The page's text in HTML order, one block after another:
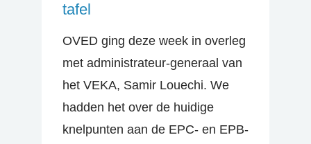
tafel
OVED ging deze week in overleg
met administrateur-generaal van
het VEKA, Samir Louechi. We
hadden het over de huidige
knelpunten aan de EPC- en EPB-